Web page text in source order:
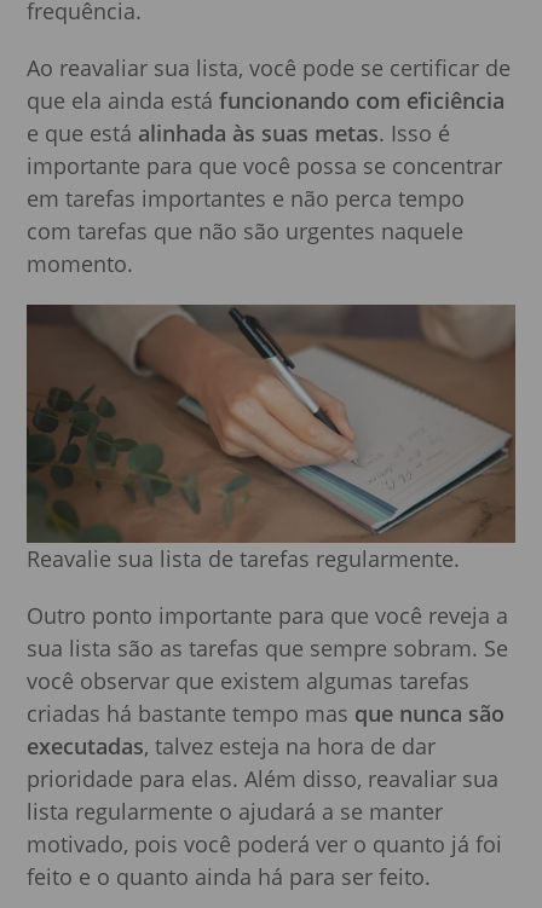
frequência.
Ao reavaliar sua lista, você pode se certificar de
que ela ainda estáfuncionando com eficiência
e que está alinhada às suas metas. Isso é
importante para que você possa se concentrar
em tarefas importantes e não perca tempo
com tarefas que não são urgentes naquele
momento.
Reavalie sua lista de tarefas regularmente.
Outro ponto importante para que você reveja a
sua lista são as tarefas que sempre sobram. Se
você observar que existem algumas tarefas
criadas há bastante tempo mas que nunca são
executadas, talvez esteja na hora de dar
prioridade para elas. Além disso, reavaliar sua
lista regularmente o ajudará a se manter
motivado, pois você poderá ver o quanto já foi
feito e o quanto ainda há para ser feito.